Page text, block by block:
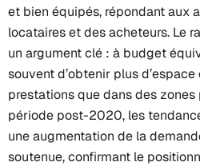
et bien équipés, répondant aux
locataires et des acheteurs. Le
un argument clé : à budget
souvent d’obtenir plus
prestations que dans des zones
période post-2020, les
une augmentation de la
soutenue, confirmant le